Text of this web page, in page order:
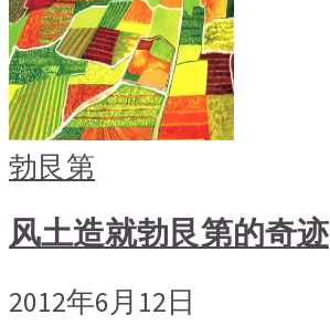
勃艮第
风土造就勃艮第的奇迹
2012年6月12日